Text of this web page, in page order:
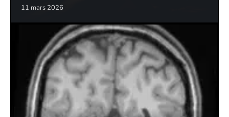
11 mars 2026